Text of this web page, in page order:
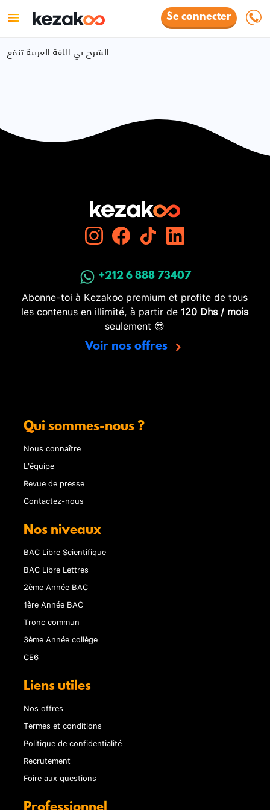
Se connecter
الشرح بي اللغة العربية تنفع
+212 6 888 73407
Abonne-toi à Kezakoo premium et profite de tous
les contenus en illimité, à partir de 120 Dhs / mois
seulement 😎
Voir nos offres
Qui sommes-nous ?
Nous connaître
L'équipe
Revue de presse
Contactez-nous
Nos niveaux
BAC Libre Scientifique
BAC Libre Lettres
2ème Année BAC
1ère Année BAC
Tronc commun
3ème Année collège
CE6
Liens utiles
Nos offres
Termes et conditions
Politique de confidentialité
Recrutement
Foire aux questions